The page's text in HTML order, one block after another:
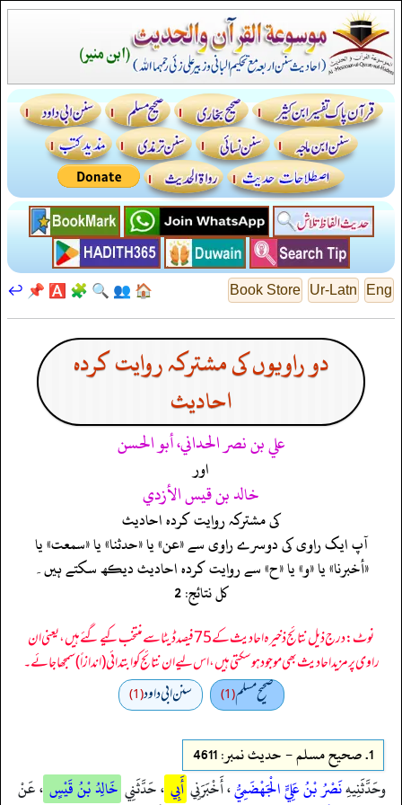
Eng
Ur-Latn
Book Store
🏠
👥
🔍
🧩
🅰️
📌
↩️
دو راویوں کی مشترکہ روایت کردہ
احادیث
علي بن نصر الحداني، أبو الحسن
اور
خالد بن قيس الأزدي
کی مشترکہ روایت کردہ احادیث
آپ ایک راوی کی دوسرے راوی سے «عن» یا «حدثنا» یا «سمعت» یا
«أخبرنا» یا «و» یا «ح» سے روایت کردہ احادیث دیکھ سکتے ہیں۔
کل نتائج: 2
نوٹ: درج ذیل نتائج ذخیرہ احادیث کے 75 فیصد ڈیٹا سے منتخب کیے گئے ہیں، یعنی ان
راوی پر مزید احادیث بھی موجود ہو سکتی ہیں، اس لیے ان نتائج کو ابتدائی (اندازاً) سمجھا جائے۔
صحيح مسلم(1) سنن ابي داود(1)
1. صحيح مسلم - حدیث نمبر: 4611
وحَدَّثَنِيهِنَصْرُ بْنُ عَلِيٍّ الْجَهْضَمِيُّ، أَخْبَرَنِي أَبِي ، حَدَّثَنِي خَالِدُ بْنُ قَيْسٍ ، عَنْ